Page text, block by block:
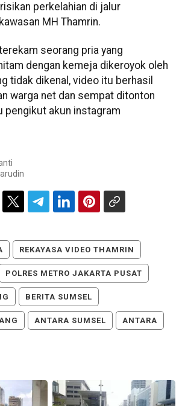
perkelahian di jalur
MH Thamrin.
seorang pria yang
dengan kemeja dikeroyok oleh
tidak dikenal, video itu berhasil
warga net dan sempat ditonton
pengikut akun instagram
REKAYASA VIDEO THAMRIN
POLRES METRO JAKARTA PUSAT
BERITA SUMSEL
ANTARA SUMSEL ANTARA